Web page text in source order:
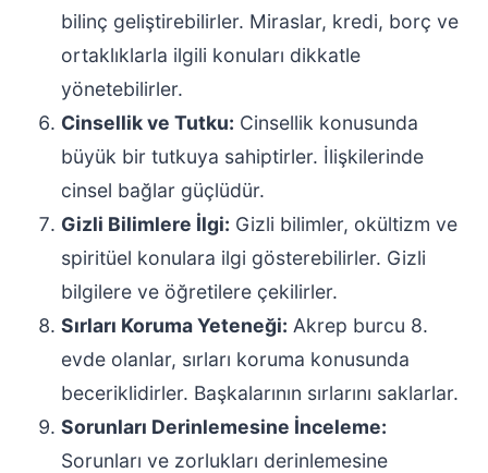
bilinç geliştirebilirler. Miraslar, kredi, borç ve
ortaklıklarla ilgili konuları dikkatle
yönetebilirler.
Cinsellik ve Tutku: Cinsellik konusunda
büyük bir tutkuya sahiptirler. İlişkilerinde
cinsel bağlar güçlüdür.
Gizli Bilimlere İlgi: Gizli bilimler, okültizm ve
spiritüel konulara ilgi gösterebilirler. Gizli
bilgilere ve öğretilere çekilirler.
Sırları Koruma Yeteneği: Akrep burcu 8.
evde olanlar, sırları koruma konusunda
beceriklidirler. Başkalarının sırlarını saklarlar.
Sorunları Derinlemesine İnceleme:
Sorunları ve zorlukları derinlemesine